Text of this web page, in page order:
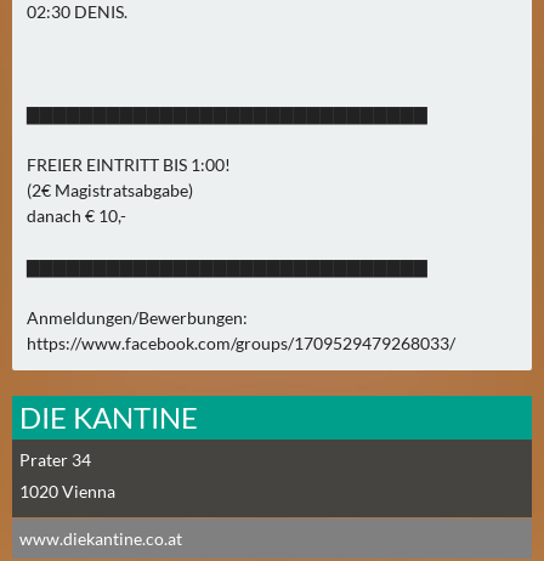
N
H
T
E
R
R
E
I
T
A
G
(
0
)
02:30 DENIS.
▇▇▇▇▇▇▇▇▇▇▇▇▇▇▇▇▇▇▇▇▇▇▇▇▇▇▇▇▇▇
FREIER EINTRITT BIS 1:00!
(2€ Magistratsabgabe)
danach € 10,-
▇▇▇▇▇▇▇▇▇▇▇▇▇▇▇▇▇▇▇▇▇▇▇▇▇▇▇▇▇▇
Anmeldungen/Bewerbungen:
https://www.facebook.com/groups/1709529479268033/
DIE KANTINE
Prater 34
1020Vienna
www.diekantine.co.at